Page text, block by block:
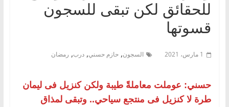
للحقائق لكن تبقى للسجون
قسوتها
1 مارس، 2021 السجون, حازم حسني, درب, رمضان
حسني: عوملت معاملةً طيبة ولكن كنزيل فى ليمان
طرة لا كنزيل فى منتجع سياحي.. وتبقى لمذاق